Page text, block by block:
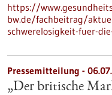
https://
bw.de/fachbeitrag/
schwerelosigkeit-fuer-
Pressemitteilung -
„Der britische